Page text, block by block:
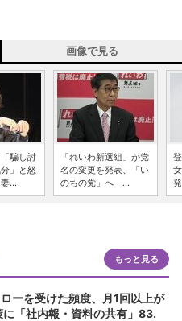
画像で見る
騙し討
」と怒
...
「れいわ新選組」が党
名の変更を発表、「い
のちの党」へ ...
もっと見る
ーを受けた頻度、月1回以上が
「社内報・資料の共有」83.